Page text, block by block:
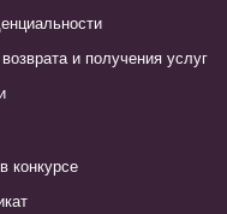
и получения услуг
конкурсе